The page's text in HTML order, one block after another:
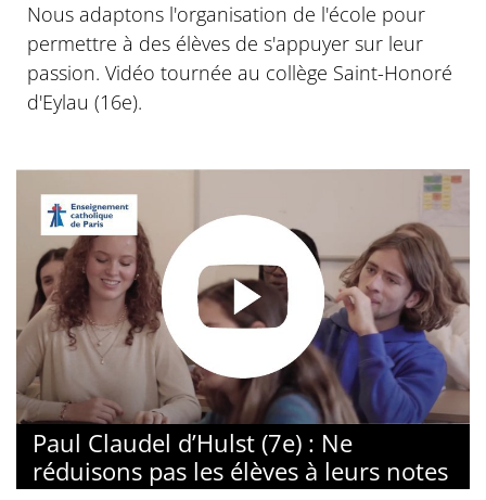
Nous adaptons l'organisation de l'école pour
permettre à des élèves de s'appuyer sur leur
passion. Vidéo tournée au collège Saint-Honoré
d'Eylau (16e).
Paul Claudel d’Hulst (7e) : Ne
réduisons pas les élèves à leurs notes